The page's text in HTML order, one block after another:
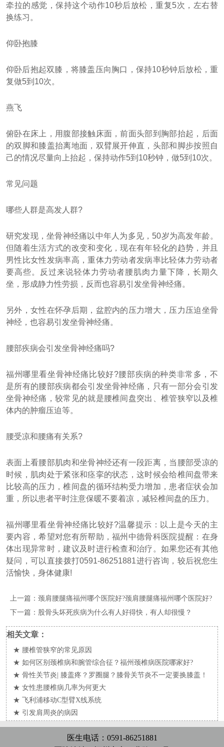
牵拉的感觉，保持这个动作10秒后放松，重复5次，左右替
换练习。
仰卧抱膝
仰卧后抱起双膝，将膝盖压向胸口，保持10秒钟后放松，重
复做5到10次。
燕飞
俯卧在床上，用腹部接触床面，前面头部到胸部抬起，后面
的双脚和膝盖抬离地面，双臂展开伸直，头部和脚步按照自
己的情况尽量向上抬起，保持动作5到10秒钟，做5到10次。
常见问题
哪些人群是高发人群?
研究发现，坐骨神经痛以中年人为多见，50岁为高发年龄。
但随着生活方式的改变和变化，现在有年轻化的趋势，并且
男性比女性发病率高，重体力劳动者发病率比轻体力劳动者
要高些。反过来说轻体力劳动者腰肌肉力量下降，长期久
坐，形成静力性劳损，反而也容易引发坐骨神经痛。
另外，女性在怀孕后期，盆腔内的压力增大，压力压迫坐骨
神经，也容易引发坐骨神经痛。
腰部疾病会引发坐骨神经痛吗?
福州哪里看坐骨神经痛比较好?腰部疾病的种类非常多，不
是所有的腰部疾病都会引发坐骨神经痛，只有一部分会引发
坐骨神经痛，较常见的就是腰椎间盘突出、椎管狭窄以及椎
体内的肿瘤压迫等。
腰受凉和腰痛有关系?
表面上看腰部肌肉和坐骨神经还有一段距离，当腰部受凉的
时候，肌肉处于紧张和痉挛的状态，这时候会给椎间盘带来
比较高的压力，椎间盘的循环结构受力增加，患者症状会加
重，所以患者平时注意保暖不要着凉，减轻椎间盘的压力。
福州哪里看坐骨神经痛比较好?温馨提示：以上是今天的主
要内容，希望对您有所帮助，福州中德骨科医院提醒：在身
体出现异常时，建议及时进行检查和治疗。如果您还有其他
疑问，可以直接拨打0591-86251881进行咨询，较后祝您生
活愉快，身体健康!
上一篇：颈肩腰腿痛福州哪个医院好?颈肩腰腿痛福州哪个医院好?
下一篇： 股骨头坏死疾病为什么有人好得快，有人却很慢？
相关文章：
★ 腰椎管狭窄的常见原因
★如何区别颈椎病和腕管综合征？福州颈椎病医院哪家好?
★骨性关节炎| 膝盖疼？罗圈腿？膝骨关节炎不一定要换膝盖！
★女性患腰椎病几率为何更大
★飞利浦移动C型臂X线系统
★ 引发肩周炎的病因
医生电话：0591-86251881